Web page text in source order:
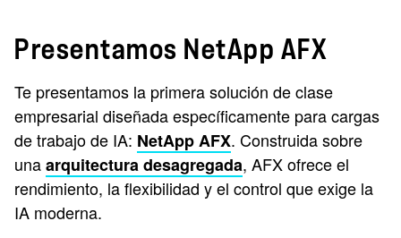
Presentamos NetApp AFX
Te presentamos la primera solución de clase
empresarial diseñada específicamente para cargas
de trabajo de IA: NetApp AFX. Construida sobre
unaarquitectura desagregada, AFX ofrece el
rendimiento, la flexibilidad y el control que exige la
IA moderna.